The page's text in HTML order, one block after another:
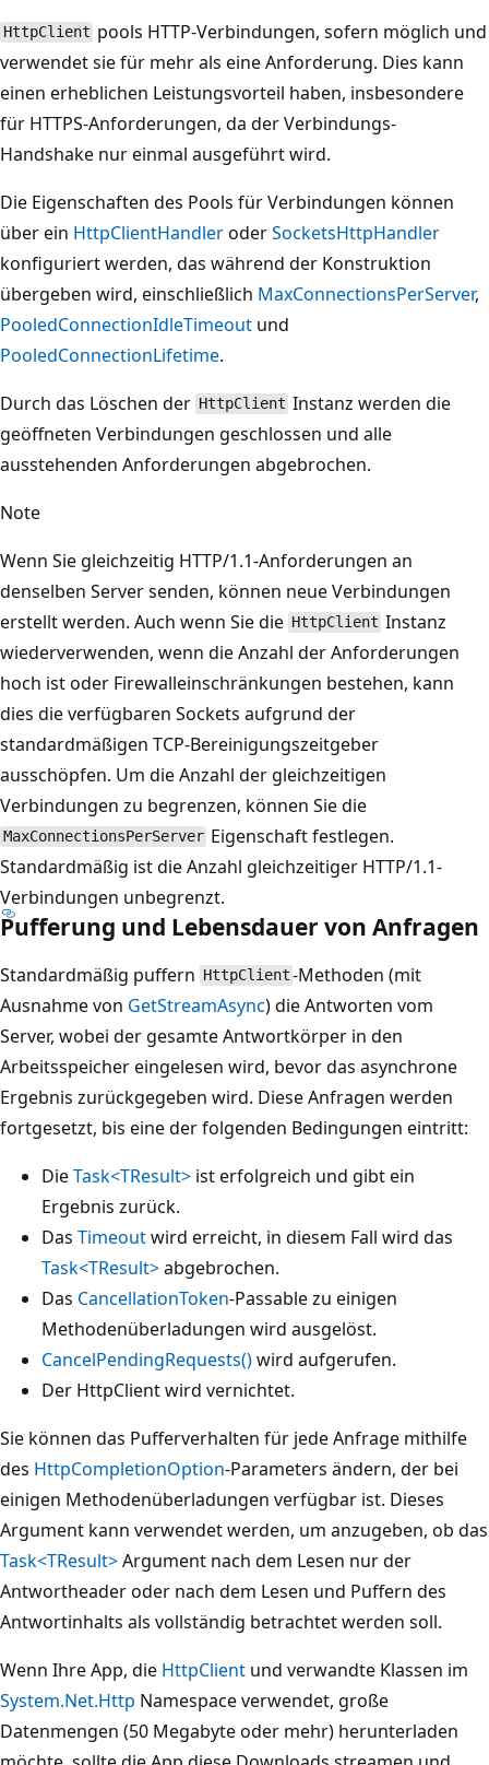
HttpClient pools HTTP-Verbindungen, sofern möglich und
verwendet sie für mehr als eine Anforderung. Dies kann
einen erheblichen Leistungsvorteil haben, insbesondere
für HTTPS-Anforderungen, da der Verbindungs-
Handshake nur einmal ausgeführt wird.
Die Eigenschaften des Pools für Verbindungen können
über ein HttpClientHandleroderSocketsHttpHandler
konfiguriert werden, das während der Konstruktion
übergeben wird, einschließlich MaxConnectionsPerServer,
PooledConnectionIdleTimeout und
PooledConnectionLifetime.
Durch das Löschen der HttpClient Instanz werden die
geöffneten Verbindungen geschlossen und alle
ausstehenden Anforderungen abgebrochen.
Note
Wenn Sie gleichzeitig HTTP/1.1-Anforderungen an
denselben Server senden, können neue Verbindungen
erstellt werden. Auch wenn Sie die HttpClient Instanz
wiederverwenden, wenn die Anzahl der Anforderungen
hoch ist oder Firewalleinschränkungen bestehen, kann
dies die verfügbaren Sockets aufgrund der
standardmäßigen TCP-Bereinigungszeitgeber
ausschöpfen. Um die Anzahl der gleichzeitigen
Verbindungen zu begrenzen, können Sie die
MaxConnectionsPerServer Eigenschaft festlegen.
Standardmäßig ist die Anzahl gleichzeitiger HTTP/1.1-
Verbindungen unbegrenzt.
Pufferung und Lebensdauer von Anfragen
Standardmäßig puffern HttpClient -Methoden (mit
Ausnahme von GetStreamAsync) die Antworten vom
Server, wobei der gesamte Antwortkörper in den
Arbeitsspeicher eingelesen wird, bevor das asynchrone
Ergebnis zurückgegeben wird. Diese Anfragen werden
fortgesetzt, bis eine der folgenden Bedingungen eintritt:
DieTask<TResult> ist erfolgreich und gibt ein
Ergebnis zurück.
Das Timeoutwird erreicht, in diesem Fall wird das
Task<TResult>abgebrochen.
Das CancellationToken-Passable zu einigen
Methodenüberladungen wird ausgelöst.
CancelPendingRequests()wird aufgerufen.
Der HttpClient wird vernichtet.
Sie können das Pufferverhalten für jede Anfrage mithilfe
des HttpCompletionOption-Parameters ändern, der bei
einigen Methodenüberladungen verfügbar ist. Dieses
Argument kann verwendet werden, um anzugeben, ob das
Task<TResult>Argument nach dem Lesen nur der
Antwortheader oder nach dem Lesen und Puffern des
Antwortinhalts als vollständig betrachtet werden soll.
Wenn Ihre App, die HttpClient und verwandte Klassen im
System.Net.Http Namespace verwendet, große
Datenmengen (50 Megabyte oder mehr) herunterladen